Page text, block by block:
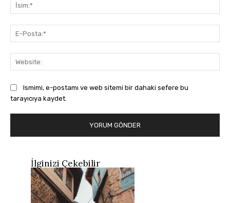
Ismimi, e-postamı ve web sitemi bir dahaki sefere bu
tarayıcıya kaydet.
İlginizi Çekebilir